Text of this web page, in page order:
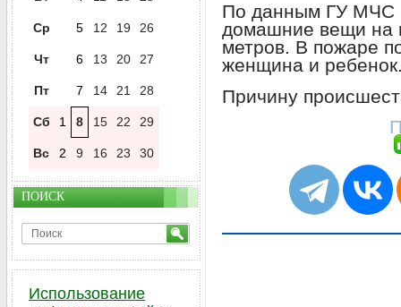
По данным ГУ МЧС
домашние вещи на
метров. В пожаре
женщина и
Причину
Ср 5 12 19 26
Чт 6 13 20 27
Пт 7 14 21 28
Сб 1 8 15 22 29
Вс 2 9 16 23 30
ПОИСК
Использование